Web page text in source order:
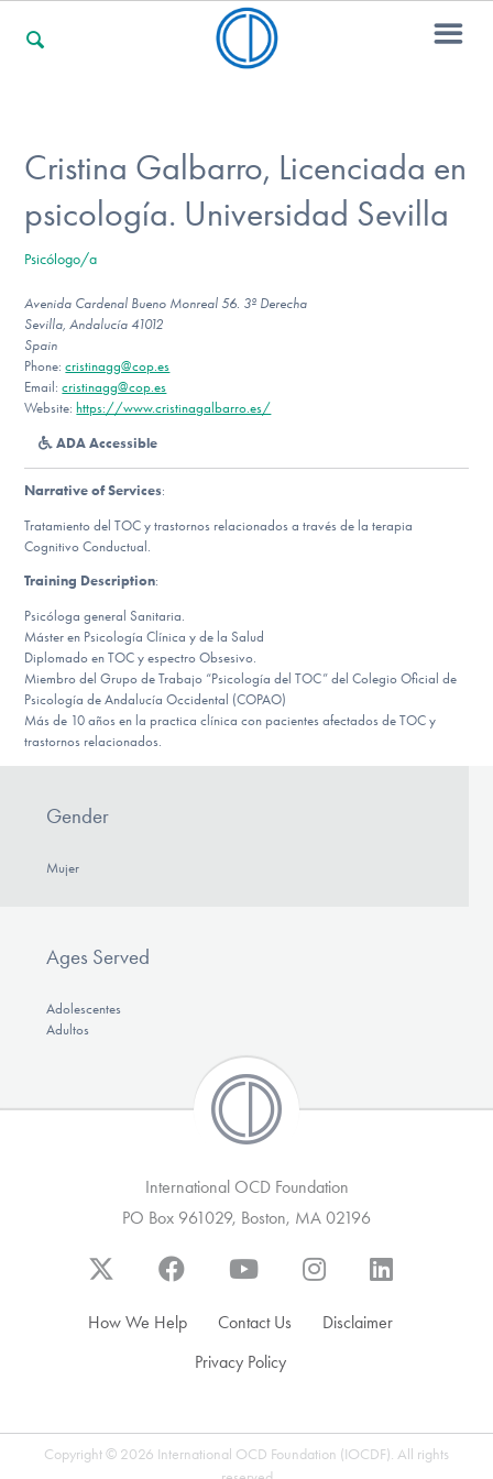
For Professionals
For Community Responders
Our Websites
DONATE
Find Help
Learn More
Get Involved
Cristina Galbarro, Licenciada en
psicología. Universidad Sevilla
Psicólogo/a
Avenida Cardenal Bueno Monreal 56. 3º Derecha
Sevilla, Andalucía 41012
Spain
Phone:cristinagg@cop.es
Email:cristinagg@cop.es
Website: https://www.cristinagalbarro.es/
ADA Accessible
Narrative of Services:
Tratamiento del TOC y trastornos relacionados a través de la terapia
Cognitivo Conductual.
Training Description:
Psicóloga general Sanitaria.
Máster en Psicología Clínica y de la Salud
Diplomado en TOC y espectro Obsesivo.
Miembro del Grupo de Trabajo “Psicología del TOC” del Colegio Oficial de
Psicología de Andalucía Occidental (COPAO)
Más de 10 años en la practica clínica con pacientes afectados de TOC y
trastornos relacionados.
Gender
Mujer
Ages Served
Adolescentes
Adultos
International OCD Foundation
PO Box 961029, Boston, MA 02196
How We Help Contact Us
Disclaimer
Privacy Policy
Copyright © 2026 International OCD Foundation (IOCDF). All rights